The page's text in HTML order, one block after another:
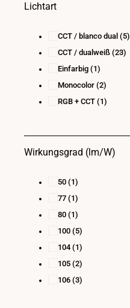
Lichtart
CCT / blanco dual (5)
CCT / dualweiß (23)
Einfarbig (1)
Monocolor (2)
RGB + CCT (1)
Wirkungsgrad (lm/W)
50 (1)
77 (1)
80 (1)
100 (5)
104 (1)
105 (2)
106 (3)